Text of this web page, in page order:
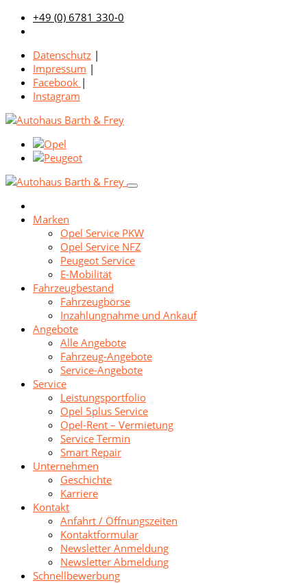
+49 (0) 6781 330-0
Datenschutz |
Impressum |
Facebook |
Instagram
Marken
Opel Service PKW
Opel Service NFZ
Peugeot Service
E-Mobilität
Fahrzeugbestand
Fahrzeugbörse
Inzahlungnahme und Ankauf
Angebote
Alle Angebote
Fahrzeug-Angebote
Service-Angebote
Service
Leistungsportfolio
Opel 5plus Service
Opel-Rent – Vermietung
Service Termin
Smart Repair
Unternehmen
Geschichte
Karriere
Kontakt
Anfahrt / Öffnungszeiten
Kontaktformular
Newsletter Anmeldung
Newsletter Abmeldung
Schnellbewerbung